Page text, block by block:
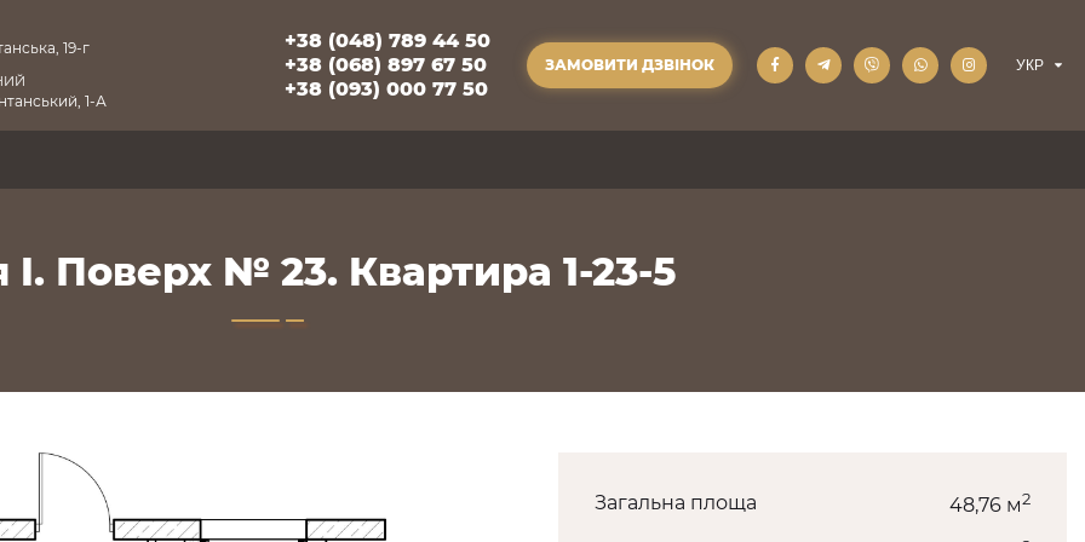
19-г
1-А
+38 (048) 789 44 50
+38 (068) 897 67 50
+38 (093) 000 77 50
ЗАМОВИТИ ДЗВІНОК
I. Поверх № 23. Квартира 1-23-5
Загальна площа 48,76 м2